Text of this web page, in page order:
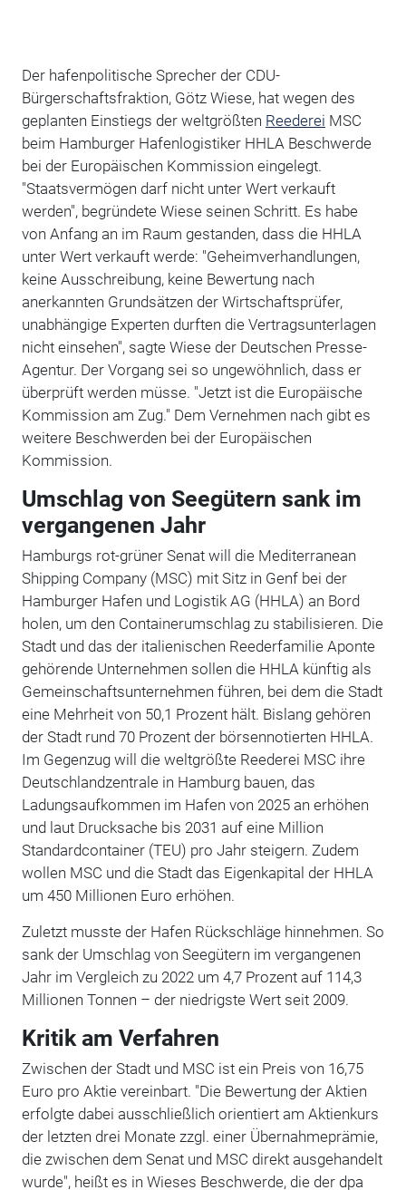
Der hafenpolitische Sprecher der CDU-
Bürgerschaftsfraktion, Götz Wiese, hat wegen des
geplanten Einstiegs der weltgrößten Reederei MSC
beim Hamburger Hafenlogistiker HHLA Beschwerde
bei der Europäischen Kommission eingelegt.
"Staatsvermögen darf nicht unter Wert verkauft
werden", begründete Wiese seinen Schritt. Es habe
von Anfang an im Raum gestanden, dass die HHLA
unter Wert verkauft werde: "Geheimverhandlungen,
keine Ausschreibung, keine Bewertung nach
anerkannten Grundsätzen der Wirtschaftsprüfer,
unabhängige Experten durften die Vertragsunterlagen
nicht einsehen", sagte Wiese der Deutschen Presse-
Agentur. Der Vorgang sei so ungewöhnlich, dass er
überprüft werden müsse. "Jetzt ist die Europäische
Kommission am Zug." Dem Vernehmen nach gibt es
weitere Beschwerden bei der Europäischen
Kommission.
Umschlag von Seegütern sank im
vergangenen Jahr
Hamburgs rot-grüner Senat will die Mediterranean
Shipping Company (MSC) mit Sitz in Genf bei der
Hamburger Hafen und Logistik AG (HHLA) an Bord
holen, um den Containerumschlag zu stabilisieren. Die
Stadt und das der italienischen Reederfamilie Aponte
gehörende Unternehmen sollen die HHLA künftig als
Gemeinschaftsunternehmen führen, bei dem die Stadt
eine Mehrheit von 50,1 Prozent hält. Bislang gehören
der Stadt rund 70 Prozent der börsennotierten HHLA.
Im Gegenzug will die weltgrößte Reederei MSC ihre
Deutschlandzentrale in Hamburg bauen, das
Ladungsaufkommen im Hafen von 2025 an erhöhen
und laut Drucksache bis 2031 auf eine Million
Standardcontainer (TEU) pro Jahr steigern. Zudem
wollen MSC und die Stadt das Eigenkapital der HHLA
um 450 Millionen Euro erhöhen.
Zuletzt musste der Hafen Rückschläge hinnehmen. So
sank der Umschlag von Seegütern im vergangenen
Jahr im Vergleich zu 2022 um 4,7 Prozent auf 114,3
Millionen Tonnen – der niedrigste Wert seit 2009.
Kritik am Verfahren
Zwischen der Stadt und MSC ist ein Preis von 16,75
Euro pro Aktie vereinbart. "Die Bewertung der Aktien
erfolgte dabei ausschließlich orientiert am Aktienkurs
der letzten drei Monate zzgl. einer Übernahmeprämie,
die zwischen dem Senat und MSC direkt ausgehandelt
wurde", heißt es in Wieses Beschwerde, die der dpa